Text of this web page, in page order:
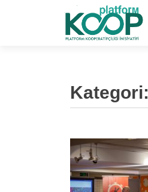
Kategori: